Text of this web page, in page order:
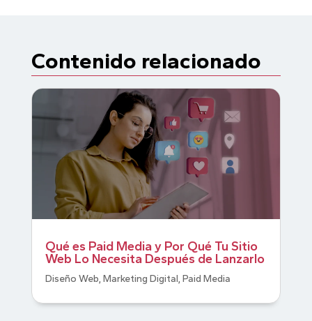
Contenido relacionado
Qué es Paid Media y Por Qué Tu Sitio
Web Lo Necesita Después de Lanzarlo
Diseño Web, Marketing Digital, Paid Media